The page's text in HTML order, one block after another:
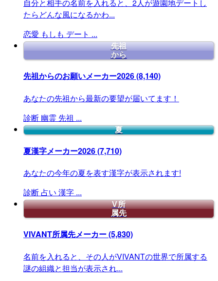
自分と相手の名前を入れると、2人が遊園地デートし
たらどんな風になるかわ...
恋愛 もしも デート ...
先祖
から
先祖からのお願いメーカー2026(8,140)
あなたの先祖から最新の要望が届いてます！
診断 幽霊 先祖 ...
夏
夏漢字メーカー2026(7,710)
あなたの今年の夏を表す漢字が表示されます!
診断 占い 漢字 ...
V所
属先
VIVANT所属先メーカー(5,830)
名前を入れると、その人がVIVANTの世界で所属する
謎の組織と担当が表示され...